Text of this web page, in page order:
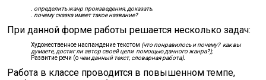
определить жанр произведения, доказать.
. почему сказка имеет такое название?
При данной форме работы решается несколько задач:
Художественное наслаждение текстом (что понравилось и почему? как вы
думаете, достиг ли автор своей цели помощью данного жанра?);
Развитие речи (о чем данный текст, словарная работа).
Работа в классе проводится в повышенном темпе,